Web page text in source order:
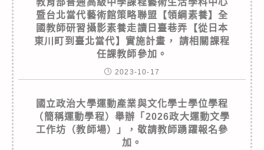
暨台北當代藝術館策略聯盟【領綱素養】全
國教師研習攝影素養走讀日臺巷弄【從日本
東川町到臺北當代】實施計畫， 請相關課程
任課教師參加。
2023-10-17
國立政治大學運動產業與文化學士學位學程
（簡稱運動學程）舉辦「2026政大運動文學
工作坊（教師場）」，敬請教師踴躍報名參
加。